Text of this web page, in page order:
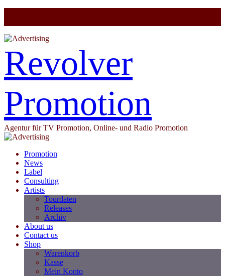
Revolver
Promotion
Agentur für TV Promotion, Online- und Radio Promotion
Promotion
News
Label
Consulting
Artists
Tourdaten
Releases
Archiv
About us
Contact us
Shop
Warenkorb
Kasse
Mein Konto